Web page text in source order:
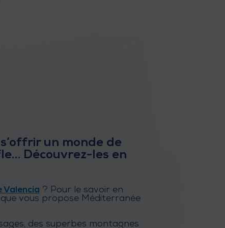
un monde de
Découvrez-les en
Valencia ? Pour le savoir en
vous propose Méditerranée
des superbes montagnes